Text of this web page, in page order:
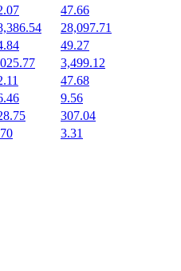
47.66
28,097.71
49.27
3,499.12
47.68
9.56
307.04
3.31